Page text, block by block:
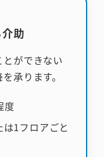
助
ができない
承ります。
度
1フロアごと